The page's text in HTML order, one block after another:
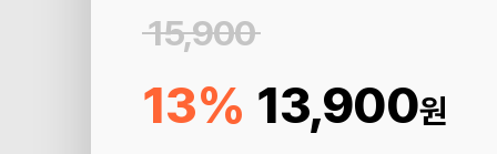
15,900
13% 13,900원